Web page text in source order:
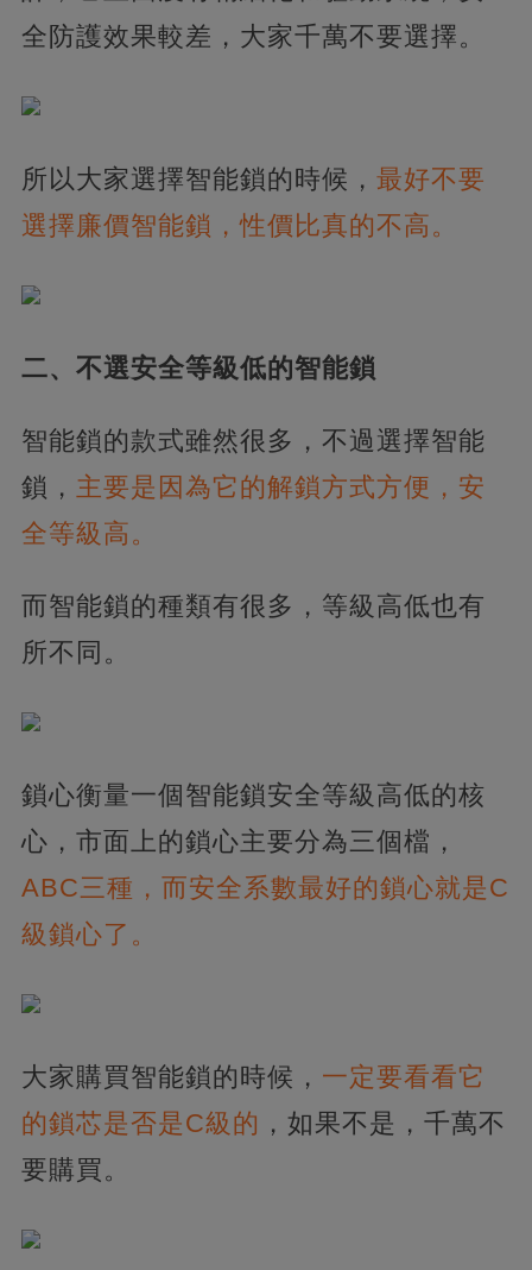
全防護效果較差，大家千萬不要選擇。
所以大家選擇智能鎖的時候， 最好不要
選擇廉價智能鎖，性價比真的不高。
二、不選安全等級低的智能鎖
智能鎖的款式雖然很多，不過選擇智能
鎖， 主要是因為它的解鎖方式方便，安
全等級高。
而智能鎖的種類有很多，等級高低也有
所不同。
鎖心衡量一個智能鎖安全等級高低的核
心，市面上的鎖心主要分為三個檔，
ABC三種，而安全系數最好的鎖心就是C
級鎖心了。
大家購買智能鎖的時候， 一定要看看它
的鎖芯是否是C級的 ，如果不是，千萬不
要購買。